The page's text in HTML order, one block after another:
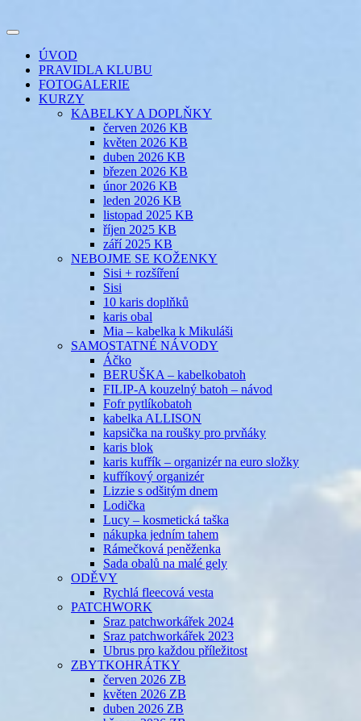
k
webuEVIKLUB
šicí klub
Toggle
navigation
ÚVOD
PRAVIDLA KLUBU
FOTOGALERIE
KURZY
KABELKY A DOPLŇKY
červen 2026 KB
květen 2026 KB
duben 2026 KB
březen 2026 KB
únor 2026 KB
leden 2026 KB
listopad 2025 KB
říjen 2025 KB
září 2025 KB
NEBOJME SE KOŽENKY
Sisi + rozšíření
Sisi
10 karis doplňků
karis obal
Mia – kabelka k Mikuláši
SAMOSTATNÉ NÁVODY
Áčko
BERUŠKA – kabelkobatoh
FILIP-A kouzelný batoh – návod
Fofr pytlíkobatoh
kabelka ALLISON
kapsička na roušky pro prvňáky
karis blok
karis kufřík – organizér na euro složky
kufříkový organizér
Lizzie s odšitým dnem
Lodička
Lucy – kosmetická taška
nákupka jedním tahem
Rámečková peněženka
Sada obalů na malé gely
ODĚVY
Rychlá fleecová vesta
PATCHWORK
Sraz patchworkářek 2024
Sraz patchworkářek 2023
Ubrus pro každou příležitost
ZBYTKOHRÁTKY
červen 2026 ZB
květen 2026 ZB
duben 2026 ZB